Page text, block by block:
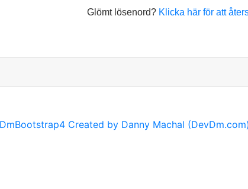
Glömt lösenord? Klicka här för att
Created by Danny Machal (DevDm.com)